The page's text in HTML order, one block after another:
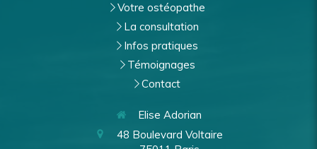
Votre ostéopathe
La consultation
Infos pratiques
Témoignages
Contact
Elise Adorian
48 Boulevard Voltaire